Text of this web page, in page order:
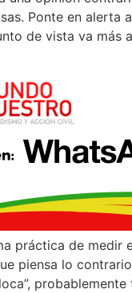
Ponte en
de vista va más
práctica de
piensa lo